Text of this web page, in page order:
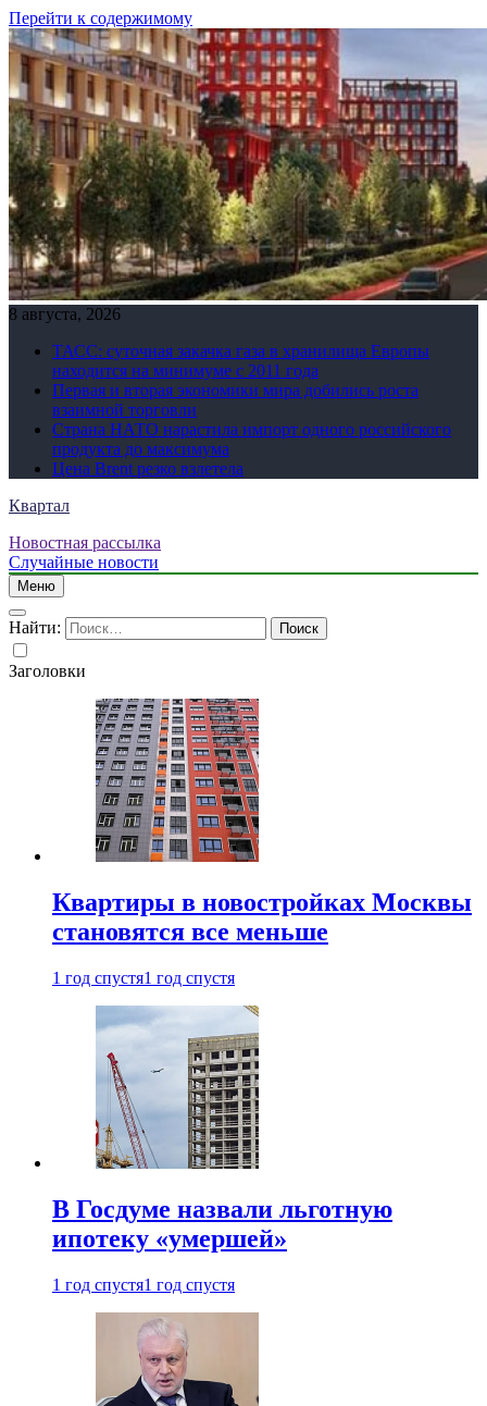
Перейти к содержимому
8 августа, 2026
ТАСС: суточная закачка газа в хранилища Европы
находится на минимуме с 2011 года
Первая и вторая экономики мира добились роста
взаимной торговли
Страна НАТО нарастила импорт одного российского
продукта до максимума
Цена Brent резко взлетела
Квартал
Новостная рассылка
Случайные новости
Меню
Найти:
Заголовки
Квартиры в новостройках Москвы
становятся все меньше
1 год спустя1 год спустя
В Госдуме назвали льготную
ипотеку «умершей»
1 год спустя1 год спустя